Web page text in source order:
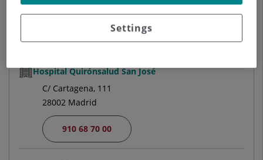
28006 Madrid
Hospital Quirónsalud San José
C/ Cartagena, 111
28002 Madrid
910 68 70 00
Settings